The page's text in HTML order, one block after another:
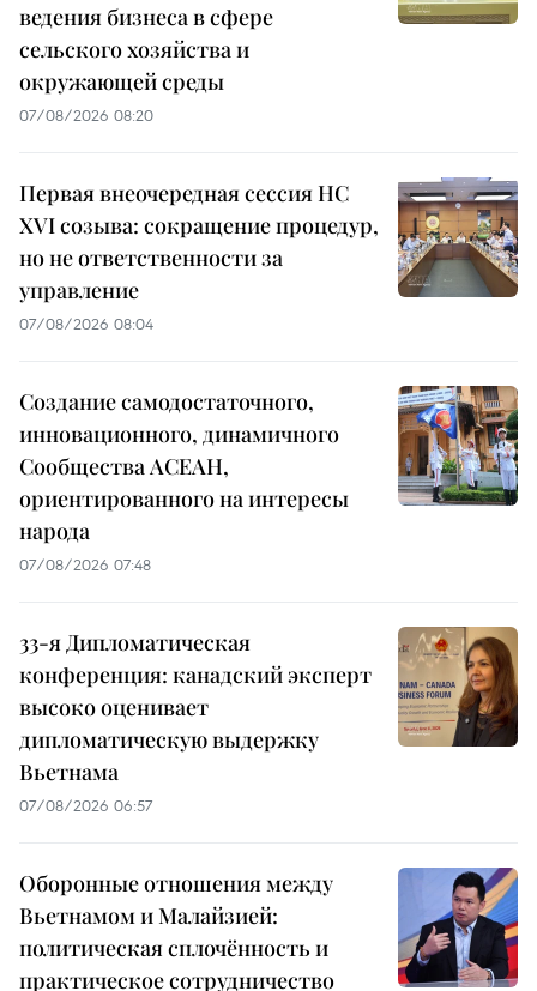
ведения бизнеса в сфере
сельского хозяйства и
окружающей среды
07/08/2026 08:20
Первая внеочередная сессия НС
XVI созыва: сокращение процедур,
но не ответственности за
управление
07/08/2026 08:04
Создание самодостаточного,
инновационного, динамичного
Сообщества АСЕАН,
ориентированного на интересы
народа
07/08/2026 07:48
33-я Дипломатическая
конференция: канадский эксперт
высоко оценивает
дипломатическую выдержку
Вьетнама
07/08/2026 06:57
Оборонные отношения между
Вьетнамом и Малайзией:
политическая сплочённость и
практическое сотрудничество